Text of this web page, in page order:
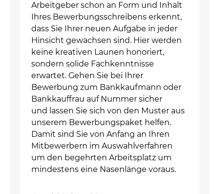
Arbeitgeber schon an Form und Inhalt
Ihres Bewerbungsschreibens erkennt,
dass Sie Ihrer neuen Aufgabe in jeder
Hinsicht gewachsen sind. Hier werden
keine kreativen Launen honoriert,
sondern solide Fachkenntnisse
erwartet. Gehen Sie bei Ihrer
Bewerbung zum Bankkaufmann oder
Bankkauffrau auf Nummer sicher
und lassen Sie sich von den Muster aus
unserem Bewerbungspaket helfen.
Damit sind Sie von Anfang an Ihren
Mitbewerbern im Auswahlverfahren
um den begehrten Arbeitsplatz um
mindestens eine Nasenlänge voraus.